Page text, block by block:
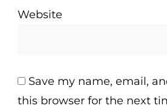
Website
Save my name, email,
this browser for the next